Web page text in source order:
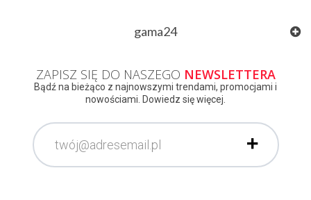
gama24
ZAPISZ SIĘ DO NASZEGO NEWSLETTERA
Bądź na bieżąco z najnowszymi trendami, promocjami i
nowościami. Dowiedz się więcej.